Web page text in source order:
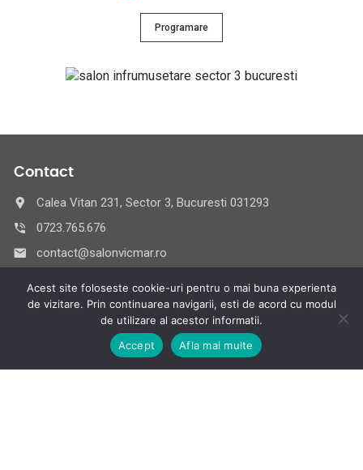
Programare
Contact
Calea Vitan 231, Sector 3, Bucuresti 031293
0723.765.676
contact@salonvicmar.ro
Interval Orar
Salon VICMAR:
9:00-21:00| S:9:00-18:00
Acest site foloseste cookie-uri pentru o mai buna experienta
de vizitare. Prin continuarea navigarii, esti de acord cu modul
de utilizare al acestor informatii.
Accept
Afla mai multe